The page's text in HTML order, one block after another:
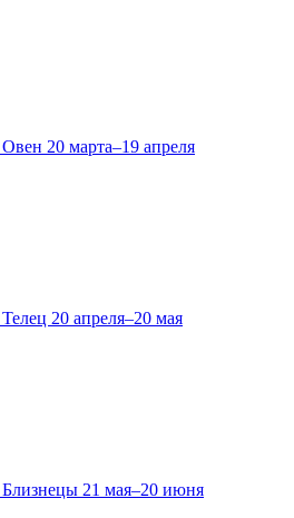
Овен 20 марта–19 апреля
Телец 20 апреля–20 мая
Близнецы 21 мая–20 июня